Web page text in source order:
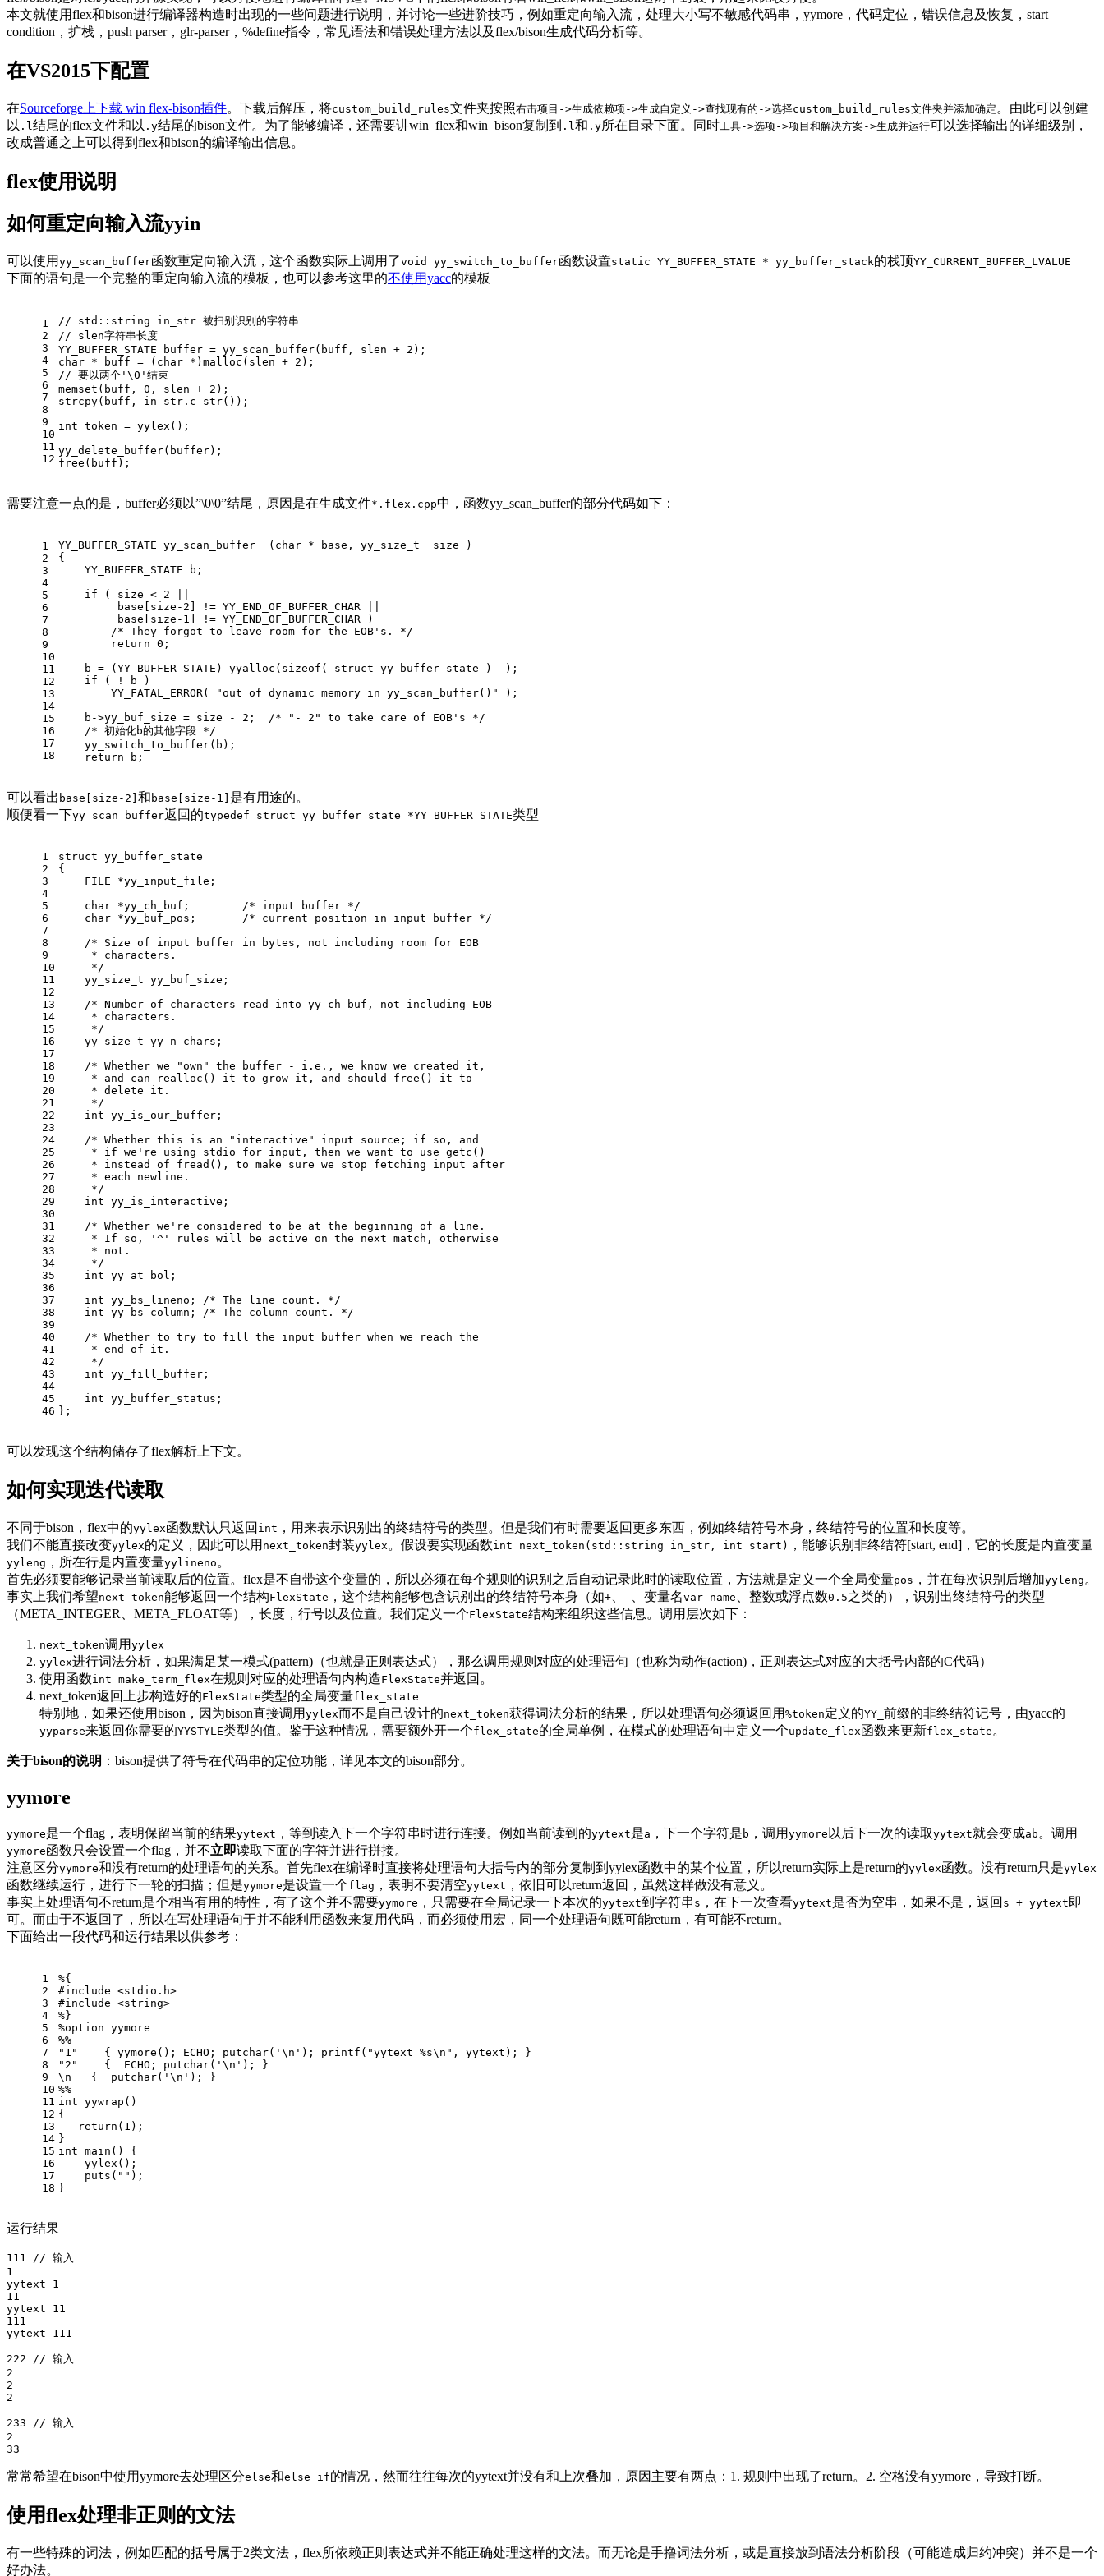
本文就使用flex和bison进行编译器构造时出现的一些问题进行说明，并讨论一些进阶技巧，例如重定向输入流，处理大小写不敏感代码串，yymore，代码定位，错误信息及恢复，start
condition，扩栈，push parser，glr-parser，%define指令，常见语法和错误处理方法以及flex/bison生成代码分析等。
在VS2015下配置
在Sourceforge上下载 win flex-bison插件。下载后解压，将custom_build_rules文件夹按照右击项目->生成依赖项->生成自定义->查找现有的->选择custom_build_rules文件夹并添加确定 。由此可以创建
以 .l 结尾的flex文件和以 .y结尾的bison文件。为了能够编译，还需要讲win_flex和win_bison复制到 .l 和 .y所在目录下面。同时工具->选项->项目和解决方案->生成并运行可以选择输出的详细级别，
改成普通之上可以得到flex和bison的编译输出信息。
flex使用说明
如何重定向输入流yyin
可以使用 yy_scan_buffer函数重定向输入流，这个函数实际上调用了void yy_switch_to_buffer函数设置static YY_BUFFER_STATE * yy_buffer_stack的栈顶YY_CURRENT_BUFFER_LVALUE
下面的语句是一个完整的重定向输入流的模板，也可以参考这里的不使用yacc的模板
1
2
3
4
5
6
7
8
9
10
11
12
// std::string in_str 被扫别识别的字符串
// slen字符串长度
YY_BUFFER_STATE buffer = yy_scan_buffer(buff, slen + 2 );
char * buff = ( char *) malloc (slen + 2 );
// 要以两个'\0'结束
memset (buff, 0 , slen + 2 );
strcpy(buff, in_str.c_str());
int token = yylex();
yy_delete_buffer(buffer);
free (buff);
需要注意一点的是，buffer必须以”\0\0”结尾，原因是在生成文件*.flex.cpp中，函数yy_scan_buffer的部分代码如下：
1
2
3
4
5
6
7
8
9
10
11
12
13
14
15
16
17
18
YY_BUFFER_STATE yy_scan_buffer ( char * base, yy_size_t
  size )
{
    YY_BUFFER_STATE b;
if ( size < 2
         base[size
-2 ] != YY_END_OF_BUFFER_CHAR ||
         base[size
-1 ] != YY_END_OF_BUFFER_CHAR )
/* They forgot to leave room for the EOB's. */
return 0 ;
    b = (YY_BUFFER_STATE) yyalloc(
sizeof ( struct yy_buffer_state )  );
if ( ! b )
        YY_FATAL_ERROR(
"out of dynamic memory in yy_scan_buffer()"
);
    b->yy_buf_size = size -
2 ; /* "- 2" to take care of EOB's */
/* 初始化b的其他字段 */
    yy_switch_to_buffer(b);
return b;
可以看出 base[size-2] 和 base[size-1] 是有用途的。
顺便看一下yy_scan_buffer返回的typedef struct yy_buffer_state *YY_BUFFER_STATE类型
1
2
3
4
5
6
7
8
9
10
11
12
13
14
15
16
17
18
19
20
21
22
23
24
25
26
27
28
29
30
31
32
33
34
35
36
37
38
39
40
41
42
43
44
45
46
struct yy_buffer_state
{
    FILE *yy_input_file;
char *yy_ch_buf; /* input buffer */
char *yy_buf_pos; /* current position in input buffer */
/* Size of input buffer in bytes, not including room for EOB
     * characters.
     */
yy_size_t yy_buf_size;
/* Number of characters read into yy_ch_buf, not including EOB
     * characters.
     */
yy_size_t yy_n_chars;
/* Whether we "own" the buffer - i.e., we know we created it,
     * and can realloc() it to grow it, and should free() it to
     * delete it.
     */
int yy_is_our_buffer;
/* Whether this is an "interactive" input source; if so, and
     * if we're using stdio for input, then we want to use getc()
     * instead of fread(), to make sure we stop fetching input after
     * each newline.
     */
int yy_is_interactive;
/* Whether we're considered to be at the beginning of a line.
     * If so, '^' rules will be active on the next match, otherwise
     * not.
     */
int yy_at_bol;
int yy_bs_lineno; /* The line count. */
int yy_bs_column; /* The column count. */
/* Whether to try to fill the input buffer when we reach the
     * end of it.
     */
int yy_fill_buffer;
int yy_buffer_status;
};
可以发现这个结构储存了flex解析上下文。
如何实现迭代读取
不同于bison，flex中的yylex函数默认只返回 int ，用来表示识别出的终结符号的类型。但是我们有时需要返回更多东西，例如终结符号本身，终结符号的位置和长度等。
我们不能直接改变yylex的定义，因此可以用 next_token封装yylex 。假设要实现函数int next_token(std::string in_str, int start) ，能够识别非终结符[start, end]，它的长度是内置变量
yyleng ，所在行是内置变量yylineno 。
首先必须要能够记录当前读取后的位置。flex是不自带这个变量的，所以必须在每个规则的识别之后自动记录此时的读取位置，方法就是定义一个全局变量pos ，并在每次识别后增加yyleng 。
事实上我们希望next_token能够返回一个结构FlexState ，这个结构能够包含识别出的终结符号本身（如+ - 、变量名var_name 、整数或浮点数0.5之类的），识别出终结符号的类型
（META_INTEGER、META_FLOAT等），长度，行号以及位置。我们定义一个FlexState结构来组织这些信息。调用层次如下：
next_token调用 yylex
yylex进行词法分析，如果满足某一模式(pattern)（也就是正则表达式），那么调用规则对应的处理语句（也称为动作(action)，正则表达式对应的大括号内部的C代码）
使用函数int make_term_flex在规则对应的处理语句内构造FlexState并返回。
next_token返回上步构造好的FlexState类型的全局变量flex_state
特别地，如果还使用bison，因为bison直接调用 yylex而不是自己设计的next_token获得词法分析的结果，所以处理语句必须返回用 %token定义的YY_ 前缀的非终结符记号，由yacc的
yyparse来返回你需要的YYSTYLE类型的值。鉴于这种情况，需要额外开一个flex_state的全局单例，在模式的处理语句中定义一个update_flex函数来更新flex_state 。
关于bison的说明 ：bison提供了符号在代码串的定位功能，详见本文的bison部分。
yymore
yymore是一个flag，表明保留当前的结果yytext ，等到读入下一个字符串时进行连接。例如当前读到的yytext是a ，下一个字符是 b ，调用 yymore 以后下一次的读取yytext就会变成ab 。调用
yymore函数只会设置一个flag，并不立即读取下面的字符并进行拼接。
注意区分yymore和没有return的处理语句的关系。首先flex在编译时直接将处理语句大括号内的部分复制到yylex函数中的某个位置，所以return实际上是return的yylex函数。没有return只是yylex
函数继续运行，进行下一轮的扫描；但是yymore是设置一个flag ，表明不要清空yytext ，依旧可以return返回，虽然这样做没有意义。
事实上处理语句不return是个相当有用的特性，有了这个并不需要yymore ，只需要在全局记录一下本次的yytext到字符串 s ，在下一次查看yytext是否为空串，如果不是，返回 s + yytext 即
可。而由于不返回了，所以在写处理语句于并不能利用函数来复用代码，而必须使用宏，同一个处理语句既可能return，有可能不return。
下面给出一段代码和运行结果以供参考：
1
2
3
4
5
6
7
8
9
10
11
12
13
14
15
16
17
18
%{
#include <stdio.h>
#include <string>
%}
%option yymore
%%
"1"
    { yymore(); ECHO;
putchar( '\n' ); printf ( "yytext %s\n" , yytext); }
"2"
    {  ECHO;
putchar( '\n' ); }
\n   { putchar( '\n' ); }
%%
int yywrap ()
{
return ( 1 );
}
int main ()
{
    yylex();
puts ( "" );
}
运行结果
111 // 输入
1
yytext 1
11
yytext 11
111
yytext 111
222 // 输入
2
2
2
233 // 输入
2
常常希望在bison中使用yymore去处理区分else和else if的情况，然而往往每次的yytext并没有和上次叠加，原因主要有两点：1. 规则中出现了return。2. 空格没有yymore，导致打断。
使用flex处理非正则的文法
有一些特殊的词法，例如匹配的括号属于2类文法，flex所依赖正则表达式并不能正确处理这样的文法。而无论是手撸词法分析，或是直接放到语法分析阶段（可能造成归约冲突）并不是一个
好办法。